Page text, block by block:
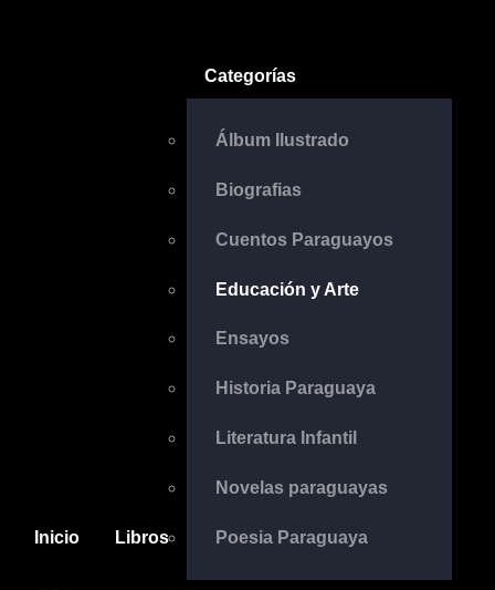
Inicio Libros
Categorías
Álbum Ilustrado
Biografias
Cuentos Paraguayos
Educación y Arte
Ensayos
Historia Paraguaya
Literatura Infantil
Novelas paraguayas
Poesia Paraguaya